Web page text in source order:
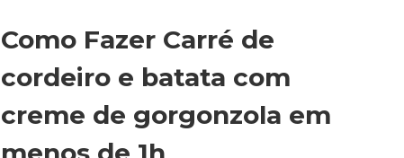
Como Fazer Carré de
cordeiro e batata com
creme de gorgonzola em